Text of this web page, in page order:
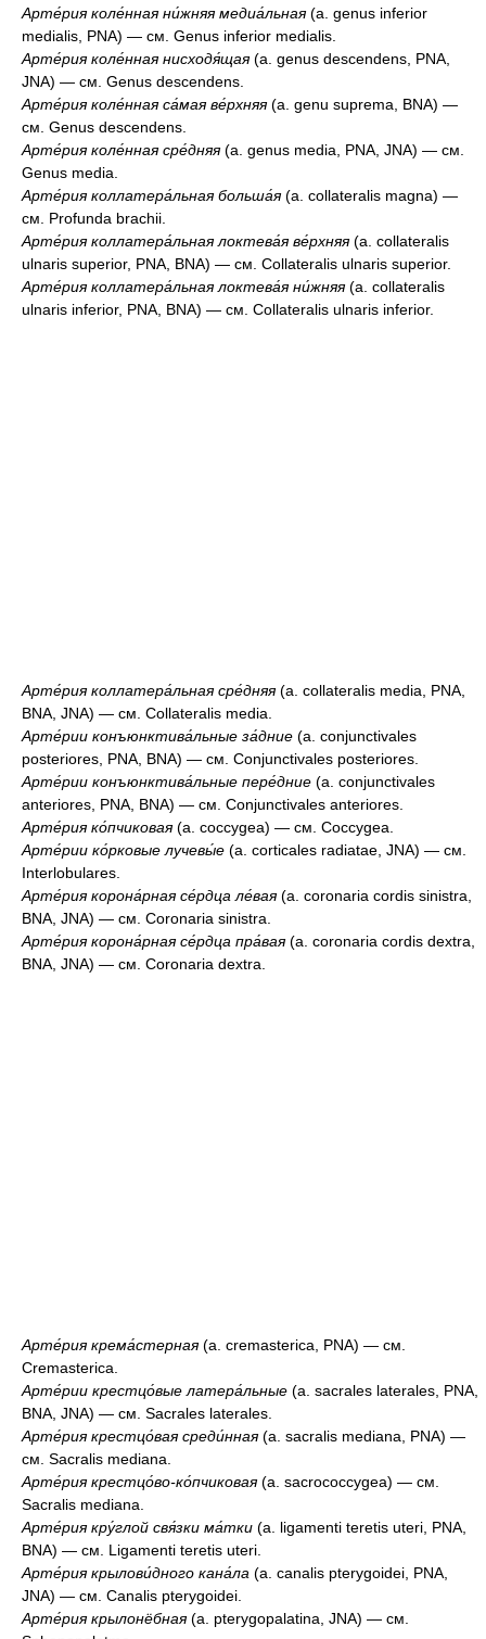
Арте́рия коле́нная ни́жняя медиа́льная(a. genus inferior
medialis, PNA) — см. Genus inferior medialis.
Арте́рия коле́нная нисходя́щая(a. genus descendens, PNA,
JNA) — см. Genus descendens.
Арте́рия коле́нная са́мая ве́рхняя(a. genu suprema, BNA) —
см. Genus descendens.
Арте́рия коле́нная сре́дняя(a. genus media, PNA, JNA) — см.
Genus media.
Арте́рия коллатера́льная больша́я(a. collateralis magna) —
см. Profunda brachii.
Арте́рия коллатера́льная локтева́я ве́рхняя(a. collateralis
ulnaris superior, PNA, BNA) — см. Collateralis ulnaris superior.
Арте́рия коллатера́льная локтева́я ни́жняя(a. collateralis
ulnaris inferior, PNA, BNA) — см. Collateralis ulnaris inferior.
Арте́рия коллатера́льная сре́дняя(a. collateralis media, PNA,
BNA, JNA) — см. Collateralis media.
Арте́рии конъюнктива́льные за́дние (a. conjunctivales
posteriores, PNA, BNA) — см. Conjunctivales posteriores.
Арте́рии конъюнктива́льные пере́дние (a. conjunctivales
anteriores, PNA, BNA) — см. Conjunctivales anteriores.
Арте́рия ко́пчиковая(a. coccygea) — см. Coccygea.
Арте́рии ко́рковые лучевы́е (a. corticales radiatae, JNA) — см.
Interlobulares.
Арте́рия корона́рная се́рдца ле́вая(a. coronaria cordis sinistra,
BNA, JNA) — см. Coronaria sinistra.
Арте́рия корона́рная се́рдца пра́вая(a. coronaria cordis dextra,
BNA, JNA) — см. Coronaria dextra.
Арте́рия крема́стерная(a. cremasterica, PNA) — см.
Cremasterica.
Арте́рии крестцо́вые латера́льные (a. sacrales laterales, PNA,
BNA, JNA) — см. Sacrales laterales.
Арте́рия крестцо́вая среди́нная(a. sacralis mediana, PNA) —
см. Sacralis mediana.
Арте́рия крестцо́во-ко́пчиковая(a. sacrococcygea) — см.
Sacralis mediana.
Арте́рия кру́глой свя́зки ма́тки (a. ligamenti teretis uteri, PNA,
BNA) — см. Ligamenti teretis uteri.
Арте́рия крылови́дного кана́ла (a. canalis pterygoidei, PNA,
JNA) — см. Canalis pterygoidei.
Арте́рия крылонёбная(a. pterygopalatina, JNA) — см.